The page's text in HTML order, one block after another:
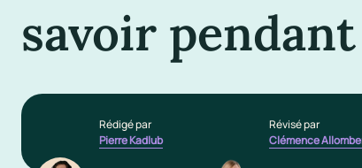
savoir
Rédigé par
Pierre Kadlub
Révisé par
Clémence